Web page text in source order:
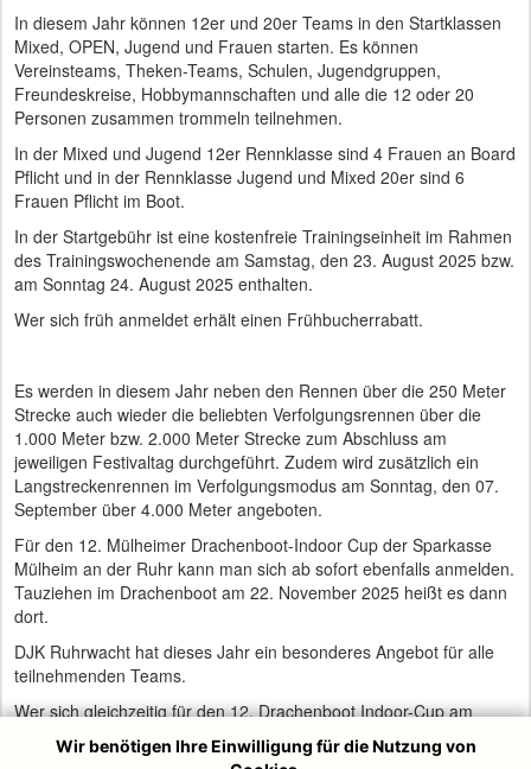
In diesem Jahr können 12er und 20er Teams in den Startklassen
Mixed, OPEN, Jugend und Frauen starten. Es können
Vereinsteams, Theken-Teams, Schulen, Jugendgruppen,
Freundeskreise, Hobbymannschaften und alle die 12 oder 20
Personen zusammen trommeln teilnehmen.
In der Mixed und Jugend 12er Rennklasse sind 4 Frauen an Board
Pflicht und in der Rennklasse Jugend und Mixed 20er sind 6
Frauen Pflicht im Boot.
In der Startgebühr ist eine kostenfreie Trainingseinheit im Rahmen
des Trainingswochenende am Samstag, den 23. August 2025 bzw.
am Sonntag 24. August 2025 enthalten.
Wer sich früh anmeldet erhält einen Frühbucherrabatt.
Es werden in diesem Jahr neben den Rennen über die 250 Meter
Strecke auch wieder die beliebten Verfolgungsrennen über die
1.000 Meter bzw. 2.000 Meter Strecke zum Abschluss am
jeweiligen Festivaltag durchgeführt. Zudem wird zusätzlich ein
Langstreckenrennen im Verfolgungsmodus am Sonntag, den 07.
September über 4.000 Meter angeboten.
Für den 12. Mülheimer Drachenboot-Indoor Cup der Sparkasse
Mülheim an der Ruhr kann man sich ab sofort ebenfalls anmelden.
Tauziehen im Drachenboot am 22. November 2025 heißt es dann
dort.
DJK Ruhrwacht hat dieses Jahr ein besonderes Angebot für alle
teilnehmenden Teams.
Wer sich gleichzeitig für den 12. Drachenboot Indoor-Cup am
22.11.2025 und dem 29. Mülheimer Drachenboot-Festival 2025
anmeldet, der bezahlt nur 120 € satt regulär 150 €; für einen von
Wir benötigen Ihre Einwilligung für die Nutzung von